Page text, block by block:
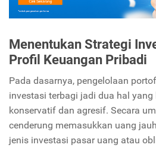
Menentukan Strategi
Profil Keuangan Pribadi
Pada dasarnya, pengelolaan
investasi terbagi jadi dua hal yang
konservatif dan agresif. Secara
cenderung memasukkan uang
jenis investasi pasar uang atau